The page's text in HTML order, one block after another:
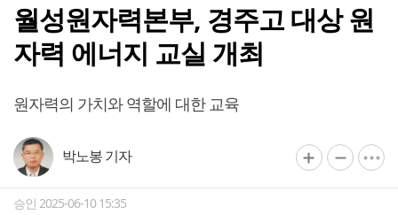
월성원자력본부, 경주고 대상 원
자력 에너지 교실 개최
원자력의 가치와 역할에 대한 교육
박노봉 기자
승인 2025-06-10 15:35